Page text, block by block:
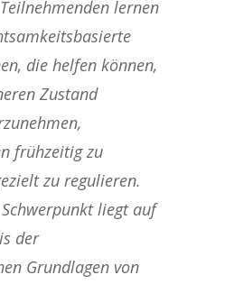
lernen
die helfen können,
Zustand
frühzeitig zu
zu regulieren.
liegt auf
der
Grundlagen von